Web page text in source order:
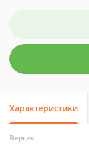
Характеристики
Версия